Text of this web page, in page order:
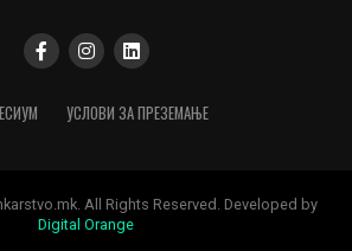
УСЛОВИ ЗА ПРЕЗЕМАЊЕ
All Rights Reserved. Developed by
Digital Orange